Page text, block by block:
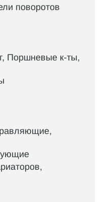
поворотов
Поршневые к-ты,